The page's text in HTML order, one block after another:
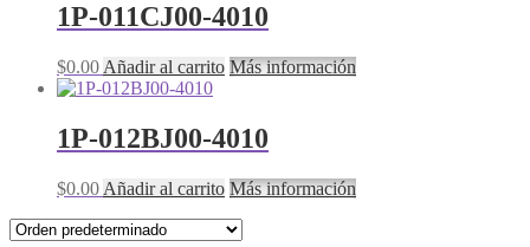
1P-011CJ00-4010
$0.00 Añadir al carrito Más información
1P-012BJ00-4010
$0.00 Añadir al carrito Más información